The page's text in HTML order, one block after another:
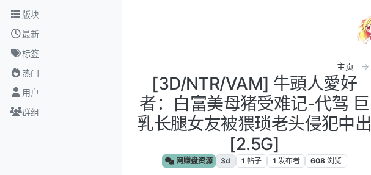
跳转至内容
版块
最新
标签
热门
用户
群组
主页
[3D/NTR/VAM] 牛頭人愛好
者：白富美母猪受难记-代驾 巨
乳长腿女友被猥琐老头侵犯中出
[2.5G]
网赚盘资源 3d 1 帖子 1 发布者 608 浏览